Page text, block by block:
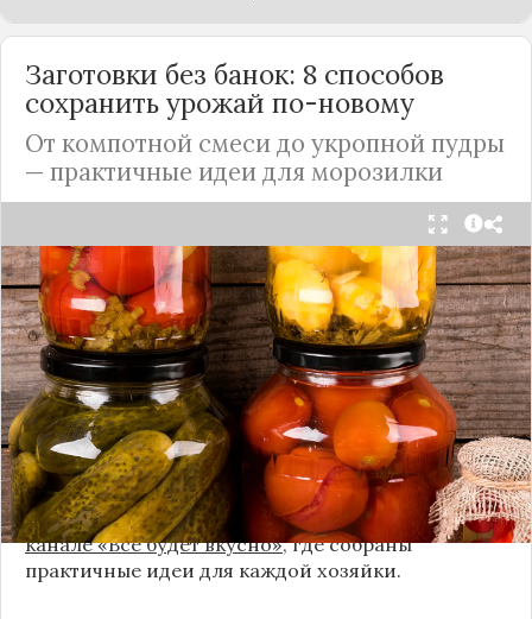
Заготовки без банок: 8 способов
сохранить урожай по-новому
От компотной смеси до укропной пудры
— практичные идеи для морозилки
Каждый год, когда приходит пора богатого
урожая, я стараюсь сохранить максимум летних
витаминов. Закатки в банки — это, безусловно,
классика, которая никуда не уходит из нашей
жизни. Но современный подход к хранению
продуктов показывает, что есть и более простые,
быстрые и удобные способы.
Сегодня я делюсь своими любимыми рецептами
без банок и долгих стерилизаций. Подробнее и с
пошаговыми инструкциями их можно найти на
канале «Все будет вкусно», где собраны
практичные идеи для каждой хозяйки.